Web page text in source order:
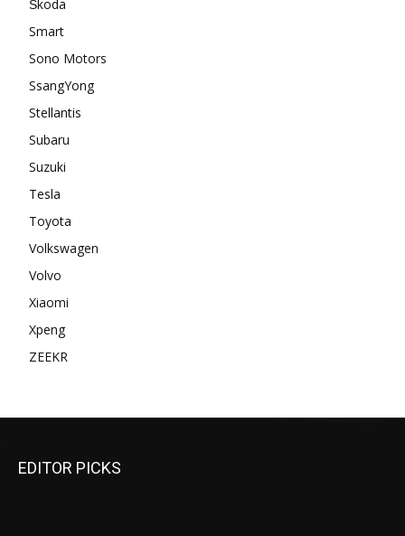
Škoda
Smart
Sono Motors
SsangYong
Stellantis
Subaru
Suzuki
Tesla
Toyota
Volkswagen
Volvo
Xiaomi
Xpeng
ZEEKR
EDITOR PICKS